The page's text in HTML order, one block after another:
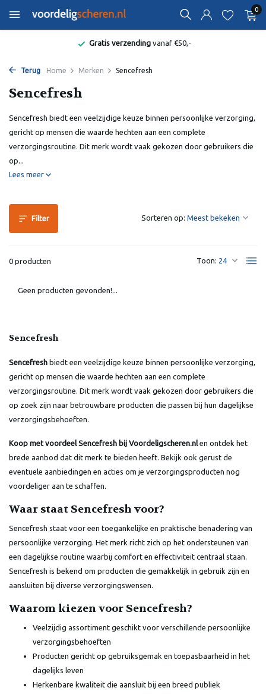
0
Gratis verzendingvanaf €50,-
Terug Home Merken Sencefresh
Sencefresh
Sencefresh biedt een veelzijdige keuze binnen persoonlijke verzorging,
gericht op mensen die waarde hechten aan een complete
verzorgingsroutine. Dit merk wordt vaak gekozen door gebruikers die
op...
Lees meer
Filter
0 producten Toon:
Sorteren op:
Geen producten gevonden!...
Sencefresh
Sencefresh biedt een veelzijdige keuze binnen persoonlijke verzorging,
gericht op mensen die waarde hechten aan een complete
verzorgingsroutine. Dit merk wordt vaak gekozen door gebruikers die
op zoek zijn naar betrouwbare producten die passen bij hun dagelijkse
verzorgingsbehoeften.
Koop met voordeel Sencefresh bij Voordeligscheren.nlen ontdek het
brede aanbod dat dit merk te bieden heeft. Bekijk ook gerust de
eventuele aanbiedingen en acties om je verzorgingsproducten nog
voordeliger aan te schaffen.
Waar staat Sencefresh voor?
Sencefresh staat voor een toegankelijke en praktische benadering van
persoonlijke verzorging. Het merk richt zich op het ondersteunen van
een dagelijkse routine waarbij comfort en effectiviteit centraal staan.
Sencefresh is bekend om producten die gemakkelijk in gebruik zijn en
aansluiten bij diverse verzorgingswensen.
Waarom kiezen voor Sencefresh?
Veelzijdig assortiment geschikt voor verschillende persoonlijke
verzorgingsbehoeften
Producten gericht op gebruiksgemak en toepasbaarheid in het
dagelijks leven
Herkenbare kwaliteit die aansluit bij een breed publiek